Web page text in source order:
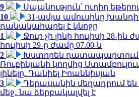
9
Սպանություն՝ ուղիղ
10
31-ամյա ամուսինը
դանակահարել է կնոջը
1
Ջուր չի լինի հուլիսի 28-ին
հուլիսի 29-ը ժամը 07.00-ն
2
Խստորեն դատապարտում
Ռուբինյանի կողմից
լինելը. Դանիել Իոաննիսյան
3
Դերասանին մեղադրում
մեջ․ նա ձերբակալվել է